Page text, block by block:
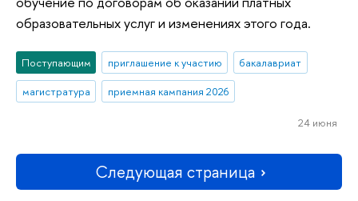
образовательных услуг и изменениях этого года.
Поступающим приглашение к участию
бакалавриат
магистратура
приемная кампания 2026
24 июня
Следующая страница